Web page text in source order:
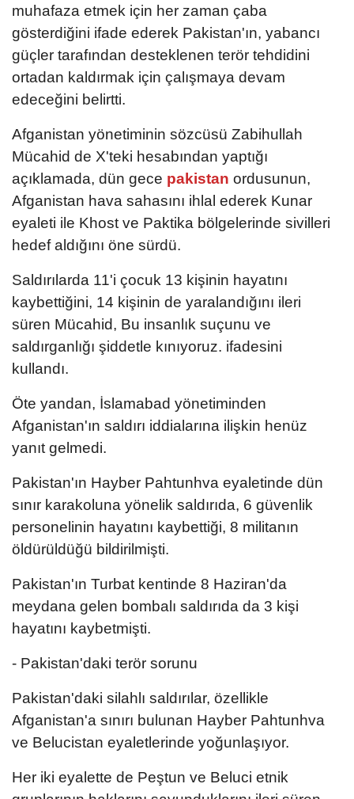
muhafaza etmek için her zaman çaba
gösterdiğini ifade ederek Pakistan'ın, yabancı
güçler tarafından desteklenen terör tehdidini
ortadan kaldırmak için çalışmaya devam
edeceğini belirtti.
Afganistan yönetiminin sözcüsü Zabihullah
Mücahid de X'teki hesabından yaptığı
açıklamada, dün gece pakistan ordusunun,
Afganistan hava sahasını ihlal ederek Kunar
eyaleti ile Khost ve Paktika bölgelerinde sivilleri
hedef aldığını öne sürdü.
Saldırılarda 11'i çocuk 13 kişinin hayatını
kaybettiğini, 14 kişinin de yaralandığını ileri
süren Mücahid, Bu insanlık suçunu ve
saldırganlığı şiddetle kınıyoruz. ifadesini
kullandı.
Öte yandan, İslamabad yönetiminden
Afganistan'ın saldırı iddialarına ilişkin henüz
yanıt gelmedi.
Pakistan'ın Hayber Pahtunhva eyaletinde dün
sınır karakoluna yönelik saldırıda, 6 güvenlik
personelinin hayatını kaybettiği, 8 militanın
öldürüldüğü bildirilmişti.
Pakistan'ın Turbat kentinde 8 Haziran'da
meydana gelen bombalı saldırıda da 3 kişi
hayatını kaybetmişti.
- Pakistan'daki terör sorunu
Pakistan'daki silahlı saldırılar, özellikle
Afganistan'a sınırı bulunan Hayber Pahtunhva
ve Belucistan eyaletlerinde yoğunlaşıyor.
Her iki eyalette de Peştun ve Beluci etnik